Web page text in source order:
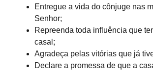
Entregue a vida do cônjuge nas
Senhor;
Repreenda toda influência que
casal;
Agradeça pelas vitórias que já
Declare a promessa de que a